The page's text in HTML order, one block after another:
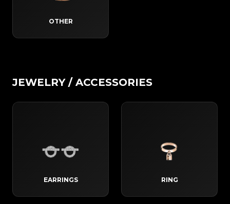
OTHER
JEWELRY / ACCESSORIES
EARRINGS RING